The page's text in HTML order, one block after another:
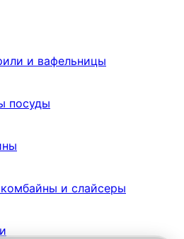
и вафельницы
посуды
и слайсеры